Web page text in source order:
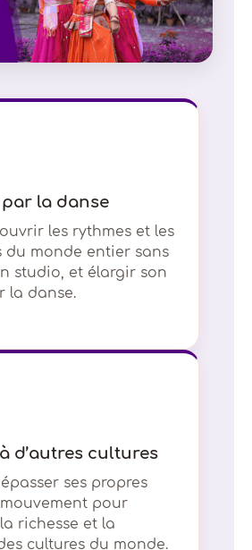
la danse
les rythmes et les
du monde entier sans
studio, et élargir son
la danse.
d’autres cultures
ses propres
pour
richesse et la
cultures du monde.